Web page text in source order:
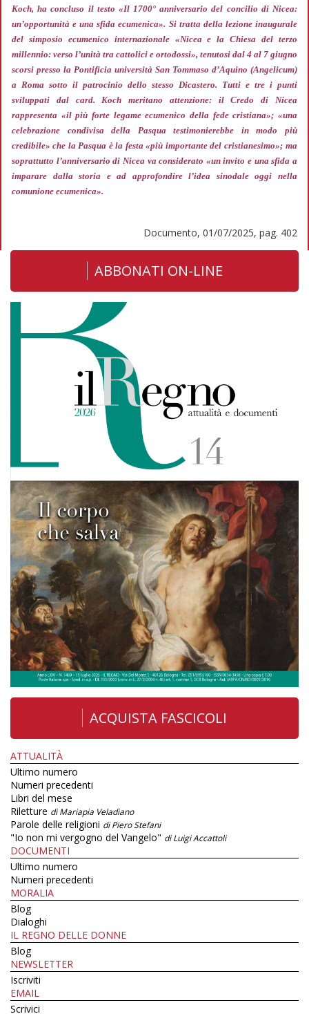
Koch, ha concluso il testo «Il 1700° anniversario del concilio di Nicea:
un’opportunità e una sfida ecumenica». Si tratta della lezione inaugurale
del simposio ecumenico internazionale «Nicea e la Chiesa del terzo
millennio: verso l’unità tra cattolici e ortodossi», tenutosi dal 4 al 7 giugno
scorsi presso la Pontificia università San Tommaso d’Aquino (Angelicum)
a Roma sotto il patrocinio dello stesso Dicastero. Tutti e tre i punti
sviluppati dal card. Koch meritano attenzione: il Credo di Nicea
rappresenta «il più forte legame ecumenico della fede cristiana»; «una
celebrazione condivisa della Pasqua testimonierebbe in modo più
credibile»che la Pasqua è la festa«più importante del cristianesimo»; ma
soprattutto l’anniversario di Nicea va considerato «un invito e una sfida a
imparare dalla storia e ad approfondire l’idea sinodale oggi nella
comunione ecumenica».
Documento, 01/07/2025, pag. 402
ABBONATI ON-LINE
ACQUISTA FASCICOLI
ATTUALITÀ
Ultimo numero
Numeri precedenti
Libri del mese
Riletture di Mariapia Veladiano
Parole delle religioni di Piero Stefani
"Io non mi vergogno del Vangelo" di Luigi Accattoli
DOCUMENTI
Ultimo numero
Numeri precedenti
MORALIA
Blog
Dialoghi
IL REGNO DELLE DONNE
Blog
NEWSLETTER
Iscriviti
EMAIL
Scrivici